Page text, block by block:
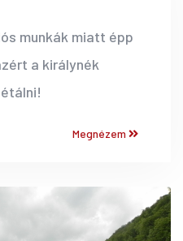
munkák miatt épp
a királynék
Megnézem